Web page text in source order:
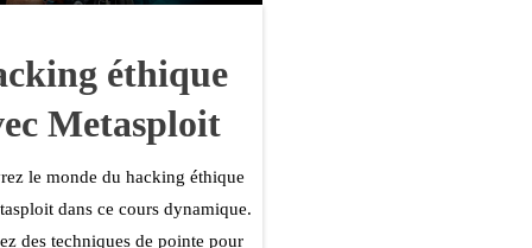
éthique
Metasploit
le monde du hacking éthique
dans ce cours dynamique.
des techniques de pointe pour